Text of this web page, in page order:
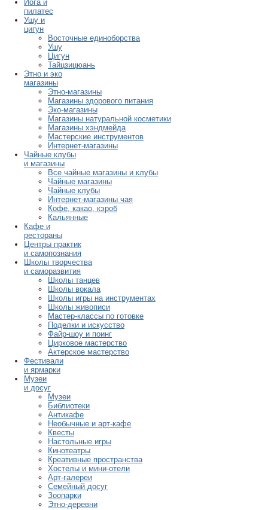
Йога и
пилатес
Ушу и
цигун
Восточные единоборства
Ушу
Цигун
Тайцзицюань
Этно и эко
магазины
Этно-магазины
Магазины здорового питания
Эко-магазины
Магазины натуральной косметики
Магазины хэндмейда
Мастерские инструментов
Интернет-магазины
Чайные клубы
и магазины
Все чайные магазины и клубы
Чайные магазины
Чайные клубы
Интернет-магазины чая
Кофе, какао, кэроб
Кальянные
Кафе и
рестораны
Центры практик
и самопознания
Школы творчества
и саморазвития
Школы танцев
Школы вокала
Школы игры на инструментах
Школы живописи
Мастер-классы по готовке
Поделки и искусство
Файр-шоу и поинг
Цирковое мастерство
Актерское мастерство
Фестивали
и ярмарки
Музеи
и досуг
Музеи
Библиотеки
Антикафе
Необычные и арт-кафе
Квесты
Настольные игры
Кинотеатры
Креативные пространства
Хостелы и мини-отели
Арт-галереи
Семейный досуг
Зоопарки
Этно-деревни